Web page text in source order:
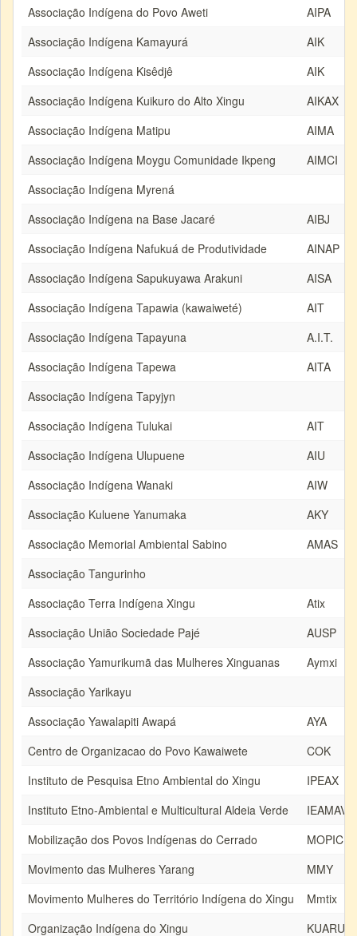
Associação Indígena do Povo Aweti
AIPA
Associação Indígena Kamayurá
AIK
Associação Indígena Kisêdjê
AIK
Associação Indígena Kuikuro do Alto Xingu
AIKAX
Associação Indígena Matipu
AIMA
Associação Indígena Moygu Comunidade Ikpeng
AIMCI
Associação Indígena Myrená
Associação Indígena na Base Jacaré
AIBJ
Associação Indígena Nafukuá de Produtividade
AINAP
Associação Indígena Sapukuyawa Arakuni
AISA
Associação Indígena Tapawia (kawaiweté)
AIT
Associação Indígena Tapayuna
A.I.T.
Associação Indígena Tapewa
AITA
Associação Indígena Tapyjyn
Associação Indígena Tulukai
AIT
Associação Indígena Ulupuene
AIU
Associação Indígena Wanaki
AIW
Associação Kuluene Yanumaka
AKY
Associação Memorial Ambiental Sabino
AMAS
Associação Tangurinho
Associação Terra Indígena Xingu
Atix
Associação União Sociedade Pajé
AUSP
Associação Yamurikumã das Mulheres Xinguanas
Aymxi
Associação Yarikayu
Associação Yawalapiti Awapá
AYA
Centro de Organizacao do Povo Kawaiwete
COK
Instituto de Pesquisa Etno Ambiental do Xingu
IPEAX
Instituto Etno-Ambiental e Multicultural Aldeia Verde
IEAMAV
Mobilização dos Povos Indígenas do Cerrado
MOPIC
Movimento das Mulheres Yarang
MMY
Movimento Mulheres do Território Indígena do Xingu
Mmtix
Organização Indígena do Xingu
KUARUP